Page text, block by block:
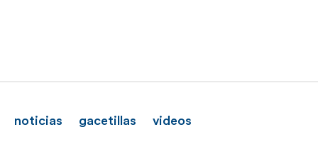
noticias gacetillas videos